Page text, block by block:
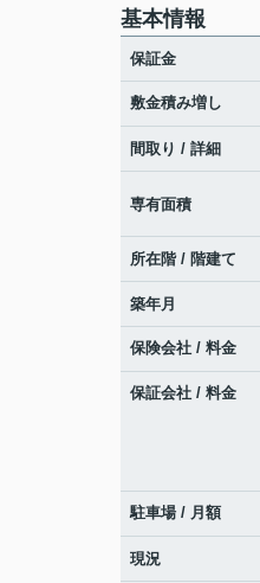
基本情報
保証金
敷金積み増し
間取り / 詳細
専有面積
所在階 / 階建て
築年月
保険会社 / 料金
保証会社 / 料金
駐車場 / 月額
現況